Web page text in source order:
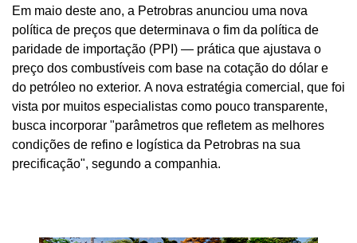
Em maio deste ano, a Petrobras anunciou uma nova
política de preços que determinava o fim da política de
paridade de importação (PPI) — prática que ajustava o
preço dos combustíveis com base na cotação do dólar e
do petróleo no exterior. A nova estratégia comercial, que foi
vista por muitos especialistas como pouco transparente,
busca incorporar "parâmetros que refletem as melhores
condições de refino e logística da Petrobras na sua
precificação", segundo a companhia.